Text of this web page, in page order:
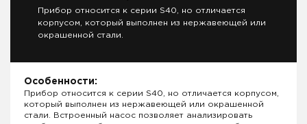
Прибор относится к серии S40, но отличается
корпусом, который выполнен из нержавеющей или
окрашенной стали.
Особенности:
Прибор относится к серии S40, но отличается корпусом,
который выполнен из нержавеющей или окрашенной
стали. Встроенный насос позволяет анализировать